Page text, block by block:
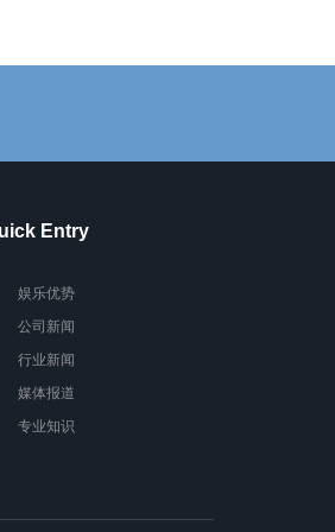
Entry
娱乐优势
公司新闻
行业新闻
媒体报道
专业知识